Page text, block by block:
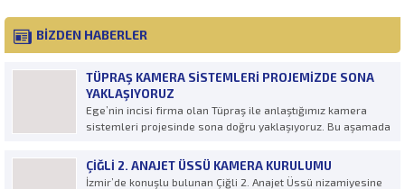
BİZDEN HABERLER
TÜPRAŞ KAMERA SISTEMLERI PROJEMIZDE SONA
YAKLAŞIYORUZ
Ege’nin incisi firma olan Tüpraş ile anlaştığımız kamera
sistemleri projesinde sona doğru yaklaşıyoruz. Bu aşamada
teşekkürlerimizi sunuyoruz.
ÇIĞLI 2. ANAJET ÜSSÜ KAMERA KURULUMU
İzmir’de konuşlu bulunan Çiğli 2. Anajet Üssü nizamiyesine